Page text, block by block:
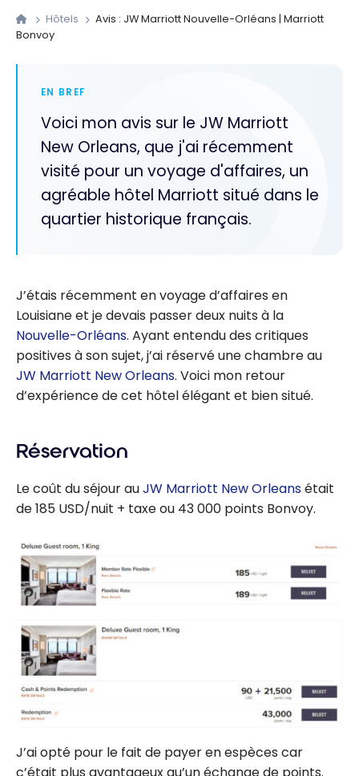
Hôtels
Avis : JW Marriott Nouvelle-Orléans | Marriott
Bonvoy
EN BREF
Voici mon avis sur le JW Marriott
New Orleans, que j'ai récemment
visité pour un voyage d'affaires, un
agréable hôtel Marriott situé dans le
quartier historique français.
J’étais récemment en voyage d’affaires en
Louisiane et je devais passer deux nuits à la
Nouvelle-Orléans. Ayant entendu des critiques
positives à son sujet, j’ai réservé une chambre au
JW Marriott New Orleans. Voici mon retour
d’expérience de cet hôtel élégant et bien situé.
Réservation
Le coût du séjour auJW Marriott New Orleansétait
de 185 USD/nuit + taxe ou 43 000 points Bonvoy.
J’ai opté pour le fait de payer en espèces car
c’était plus avantageux qu’un échange de points.